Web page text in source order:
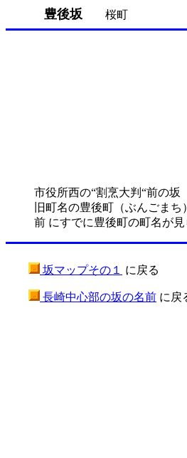
豊後坂 桜町
市役所西の“割烹大判“前の坂
旧町名の豊後町（ぶんごま
前 にすでに豊後町の町名が見
坂マップその１ に戻る
長崎中心部の坂の名前 に戻